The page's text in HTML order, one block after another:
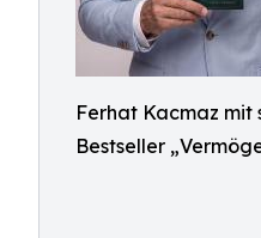
Ferhat Kacmaz mit
Bestseller